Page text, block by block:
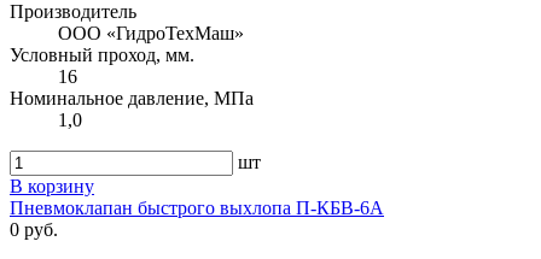
Производитель
ООО «ГидроТехМаш»
Условный проход, мм.
16
Номинальное давление, МПа
1,0
шт
В корзину
Пневмоклапан быстрого выхлопа П-КБВ-6А
0 руб.